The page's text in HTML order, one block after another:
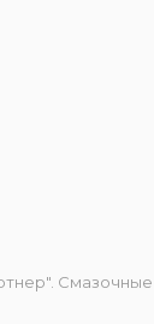
Смазочные